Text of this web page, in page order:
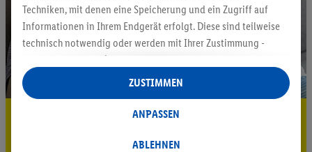
5.95 € Versand sparen³²ᵃ
Jetzt zum Newsletter anmelden
Techniken, mit denen eine Speicherung und ein Zugriff auf
Informationen in Ihrem Endgerät erfolgt. Diese sind teilweise
technisch notwendig oder werden mit Ihrer Zustimmung -
auch durch Partner (u.a.
Verantwortliche; im Zusammenhang mit dem IAB TCF
insgesamt
Statistik-Erstellung oder für personalisierte Werbung
Datenverarbeitungen für personalisierte Werbung werden
ABLEHNEN
ANPASSEN
ZUSTIMMEN